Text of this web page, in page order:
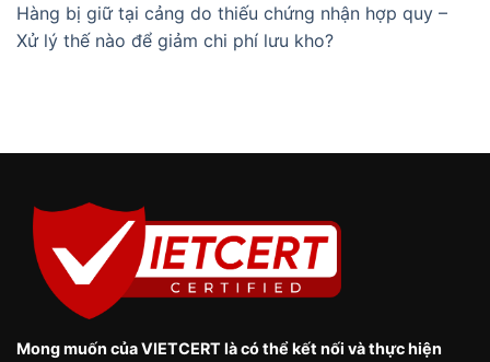
Hàng bị giữ tại cảng do thiếu chứng nhận hợp quy –
Xử lý thế nào để giảm chi phí lưu kho?
Mong muốn của VIETCERT là có thể kết nối và thực hiện